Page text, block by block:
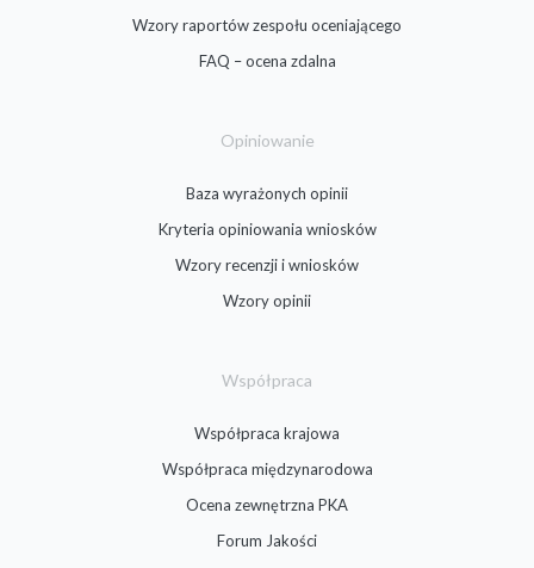
Wzory raportów zespołu oceniającego
FAQ – ocena zdalna
Opiniowanie
Baza wyrażonych opinii
Kryteria opiniowania wniosków
Wzory recenzji i wniosków
Wzory opinii
Współpraca
Współpraca krajowa
Współpraca międzynarodowa
Ocena zewnętrzna PKA
Forum Jakości